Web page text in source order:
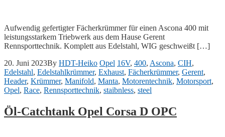
Aufwendig gefertigter Fächerkrümmer für einen Ascona 400 mit
leistungsstarkem Triebwerk aus dem Hause Gerent
Rennsporttechnik. Komplett aus Edelstahl, WIG geschweißt […]
20. Juni 2023By HDT-Heiko Opel 16V, 400, Ascona, CIH,
Edelstahl, Edelstahlkrümmer, Exhaust, Fächerkrümmer, Gerent,
Header, Krümmer, Manifold, Manta, Motorentechnik, Motorsport,
Opel, Race, Rennsporttechnik, staibnless, steel
Öl-Catchtank Opel Corsa D OPC